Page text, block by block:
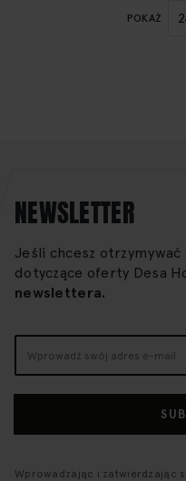
POKAŻ
NEWSLETTER
Jeśli chcesz
dotyczące oferty Desa
newslettera.
nasz
Wprowadzając i zatwierdzając